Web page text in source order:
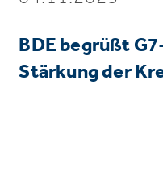
BDE begrüßt
Stärkung der